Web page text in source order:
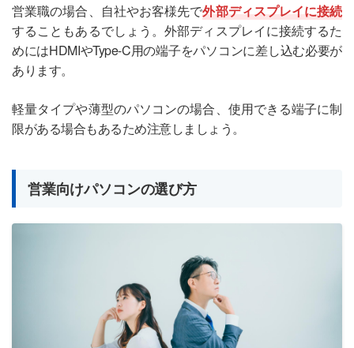
営業職の場合、自社やお客様先で外部ディスプレイに接続
することもあるでしょう。外部ディスプレイに接続するた
めにはHDMIやType-C用の端子をパソコンに差し込む必要が
あります。
軽量タイプや薄型のパソコンの場合、使用できる端子に制
限がある場合もあるため注意しましょう。
営業向けパソコンの選び方